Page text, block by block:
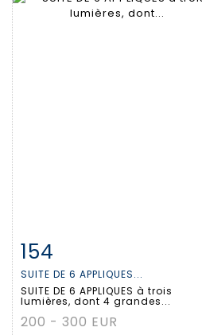
Fiche détaillée
154
SUITE DE 6 APPLIQUES...
SUITE DE 6 APPLIQUES à trois
lumières, dont 4 grandes...
200 - 300 EUR